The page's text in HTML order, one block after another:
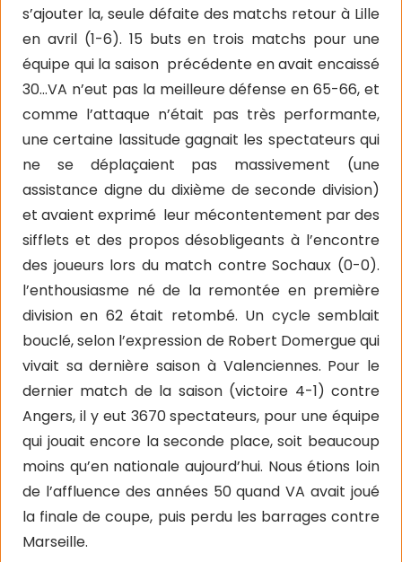
s’ajouter la, seule défaite des matchs retour à Lille
en avril (1-6). 15 buts en trois matchs pour une
équipe qui la saison précédente en avait encaissé
30…VA n’eut pas la meilleure défense en 65-66, et
comme l’attaque n’était pas très performante,
une certaine lassitude gagnait les spectateurs qui
ne se déplaçaient pas massivement (une
assistance digne du dixième de seconde division)
et avaient exprimé leur mécontentement par des
sifflets et des propos désobligeants à l’encontre
des joueurs lors du match contre Sochaux (0-0).
l’enthousiasme né de la remontée en première
division en 62 était retombé. Un cycle semblait
bouclé, selon l’expression de Robert Domergue qui
vivait sa dernière saison à Valenciennes. Pour le
dernier match de la saison (victoire 4-1) contre
Angers, il y eut 3670 spectateurs, pour une équipe
qui jouait encore la seconde place, soit beaucoup
moins qu’en nationale aujourd’hui. Nous étions loin
de l’affluence des années 50 quand VA avait joué
la finale de coupe, puis perdu les barrages contre
Marseille.